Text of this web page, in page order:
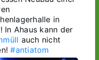
in
auch nicht
#antiatom